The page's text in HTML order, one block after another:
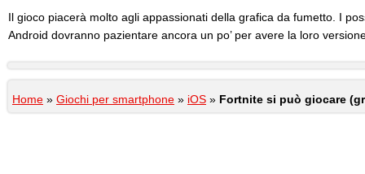
Il gioco piacerà molto agli appassionati della grafica da fumetto. I
Android dovranno pazientare ancora un po’ per avere la loro
Home » Giochi per smartphone » iOS » Fortnite si può giocare